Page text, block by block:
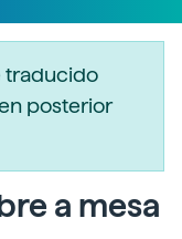
traducido
posterior
a mesa